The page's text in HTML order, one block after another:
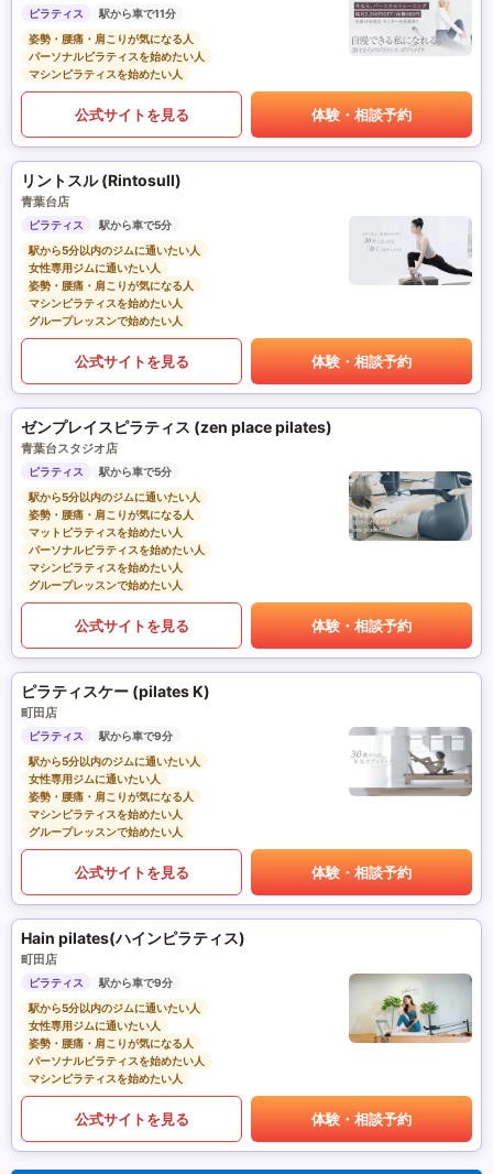
ピラティス
駅から車で11分
姿勢・腰痛・肩こりが気になる人
パーソナルピラティスを始めたい人
マシンピラティスを始めたい人
公式サイトを見る 体験・相談予約
リントスル (Rintosull)
青葉台店
ピラティス
駅から車で5分
駅から5分以内のジムに通いたい人
女性専用ジムに通いたい人
姿勢・腰痛・肩こりが気になる人
マシンピラティスを始めたい人
グループレッスンで始めたい人
公式サイトを見る 体験・相談予約
ゼンプレイスピラティス (zen place pilates)
青葉台スタジオ店
ピラティス
駅から車で5分
駅から5分以内のジムに通いたい人
姿勢・腰痛・肩こりが気になる人
マットピラティスを始めたい人
パーソナルピラティスを始めたい人
マシンピラティスを始めたい人
グループレッスンで始めたい人
公式サイトを見る 体験・相談予約
ピラティスケー (pilates K)
町田店
ピラティス
駅から車で9分
駅から5分以内のジムに通いたい人
女性専用ジムに通いたい人
姿勢・腰痛・肩こりが気になる人
マシンピラティスを始めたい人
グループレッスンで始めたい人
公式サイトを見る 体験・相談予約
Hain pilates(ハインピラティス)
町田店
ピラティス
駅から車で9分
駅から5分以内のジムに通いたい人
女性専用ジムに通いたい人
姿勢・腰痛・肩こりが気になる人
パーソナルピラティスを始めたい人
マシンピラティスを始めたい人
公式サイトを見る 体験・相談予約